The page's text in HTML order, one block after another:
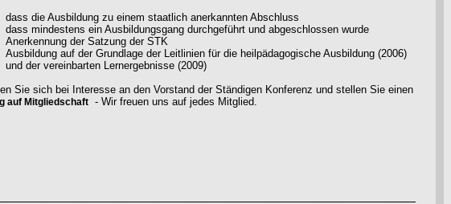
dass die Ausbildung zu einem staatlich anerkannten Abschluss
dass mindestens ein Ausbildungsgang durchgeführt und abgeschlossen wurde
Anerkennung der Satzung der STK
Ausbildung auf der Grundlage der Leitlinien für die heilpädagogische Ausbildung (2006)
und der vereinbarten Lernergebnisse (2009)
Sie sich bei Interesse an den Vorstand der Ständigen Konferenz und stellen Sie einen
auf Mitgliedschaft - Wir freuen uns auf jedes Mitglied.